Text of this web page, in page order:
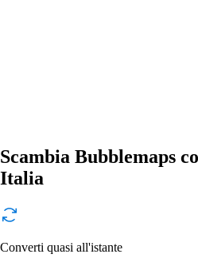
Scambia Bubblemaps
Italia
Converti quasi all'istante